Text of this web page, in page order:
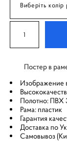
Виберіть колір
Постер в
Изображение
Полотно: ПВХ
Рама: пластик
Гарантия
Доставка по
Самовывоз